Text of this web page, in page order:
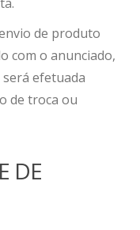
de produto
com o anunciado,
efetuada
de troca ou
DE